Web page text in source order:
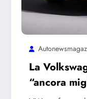
La
“ancora